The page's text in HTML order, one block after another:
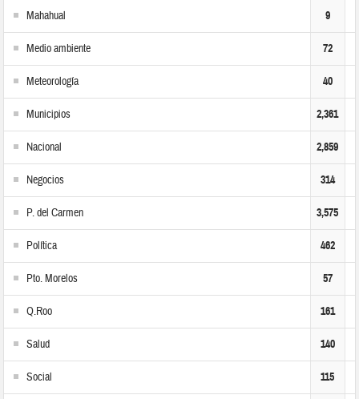
Mahahual 9
Medio ambiente 72
Meteorología 40
Municipios 2,361
Nacional 2,859
Negocios 314
P. del Carmen 3,575
Política 462
Pto. Morelos 57
Q.Roo 161
Salud 140
Social 115